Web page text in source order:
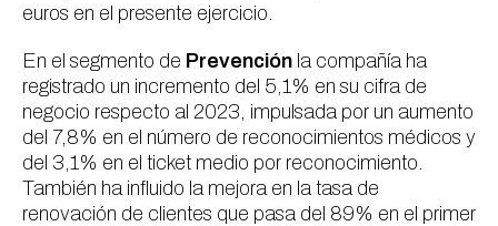
euros en el presente ejercicio.
En el segmento de Prevención la compañía ha
registrado un incremento del 5,1% en su cifra de
negocio respecto al 2023, impulsada por un aumento
del 7,8% en el número de reconocimientos médicos y
del 3,1% en el ticket medio por reconocimiento.
También ha influido la mejora en la tasa de
renovación de clientes que pasa del 89% en el primer